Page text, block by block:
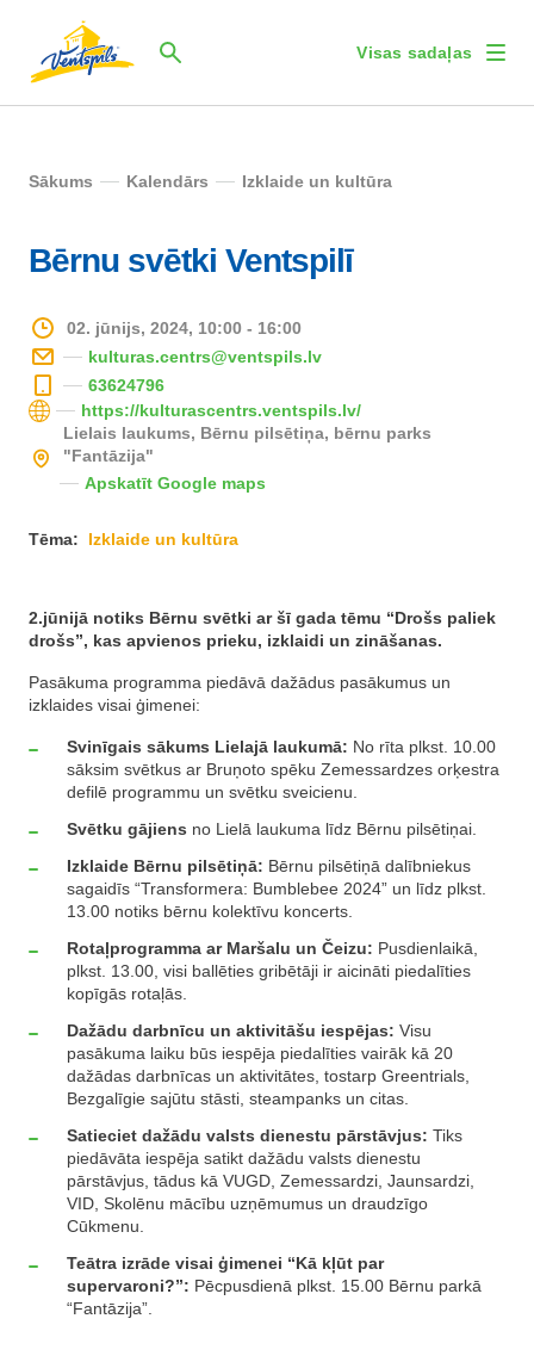
Visas sadaļas
Sākums Kalendārs Izklaide un kultūra
Bērnu svētki Ventspilī
02. jūnijs, 2024, 10:00 - 16:00
kulturas.centrs@ventspils.lv
63624796
https://kulturascentrs.ventspils.lv/
Lielais laukums, Bērnu pilsētiņa, bērnu parks
"Fantāzija"
Apskatīt Google maps
Tēma: Izklaide un kultūra
2.jūnijā notiks Bērnu svētki ar šī gada tēmu “Drošs paliek
drošs”, kas apvienos prieku, izklaidi un zināšanas.
Pasākuma programma piedāvā dažādus pasākumus un
izklaides visai ģimenei:
Svinīgais sākums Lielajā laukumā: No rīta plkst. 10.00
sāksim svētkus ar Bruņoto spēku Zemessardzes orķestra
defilē programmu un svētku sveicienu.
Svētku gājiens no Lielā laukuma līdz Bērnu pilsētiņai.
Izklaide Bērnu pilsētiņā: Bērnu pilsētiņā dalībniekus
sagaidīs “Transformera: Bumblebee 2024” un līdz plkst.
13.00 notiks bērnu kolektīvu koncerts.
Rotaļprogramma ar Maršalu un Čeizu: Pusdienlaikā,
plkst. 13.00, visi ballēties gribētāji ir aicināti piedalīties
kopīgās rotaļās.
Dažādu darbnīcu un aktivitāšu iespējas: Visu
pasākuma laiku būs iespēja piedalīties vairāk kā 20
dažādas darbnīcas un aktivitātes, tostarp Greentrials,
Bezgalīgie sajūtu stāsti, steampanks un citas.
Satieciet dažādu valsts dienestu pārstāvjus: Tiks
piedāvāta iespēja satikt dažādu valsts dienestu
pārstāvjus, tādus kā VUGD, Zemessardzi, Jaunsardzi,
VID, Skolēnu mācību uzņēmumus un draudzīgo
Cūkmenu.
Teātra izrāde visai ģimenei “Kā kļūt par
supervaroni?”: Pēcpusdienā plkst. 15.00 Bērnu parkā
“Fantāzija”.